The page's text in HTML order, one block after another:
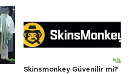
Skinsmonkey Güvenilir mi?